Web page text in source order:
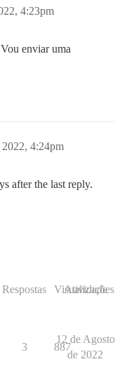
4:23pm
enviar uma
2022, 4:24pm
after the last reply.
Respostas Visualizações
Atividade
3 887
12 de Agosto
de 2022